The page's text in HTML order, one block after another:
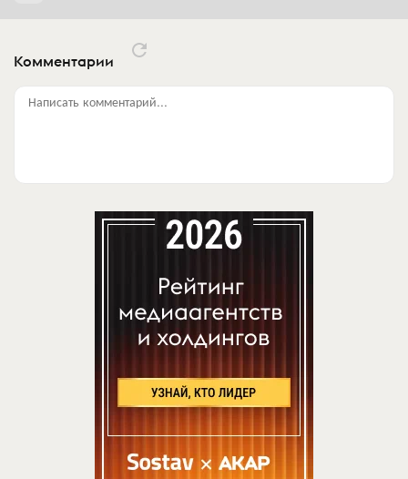
Комментарии
Написать комментарий...